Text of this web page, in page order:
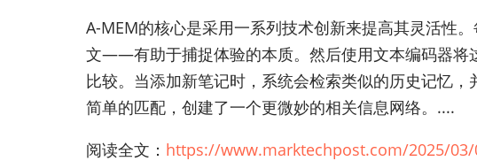
A-MEM的核心是采用一系列技术创新来提高其灵活性
文——有助于捕捉体验的本质。然后使用文本编码器将
比较。当添加新笔记时，系统会检索类似的历史记忆
简单的匹配，创建了一个更微妙的相关信息网络。....
阅读全文： https://www.marktechpost.com/2025/